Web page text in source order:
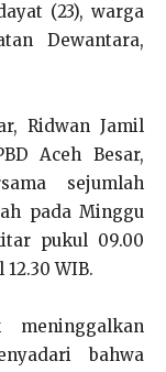
(23), warga
Dewantara,
Ridwan Jamil
Aceh Besar,
sejumlah
pada Minggu
pukul 09.00
WIB.
meninggalkan
bahwa